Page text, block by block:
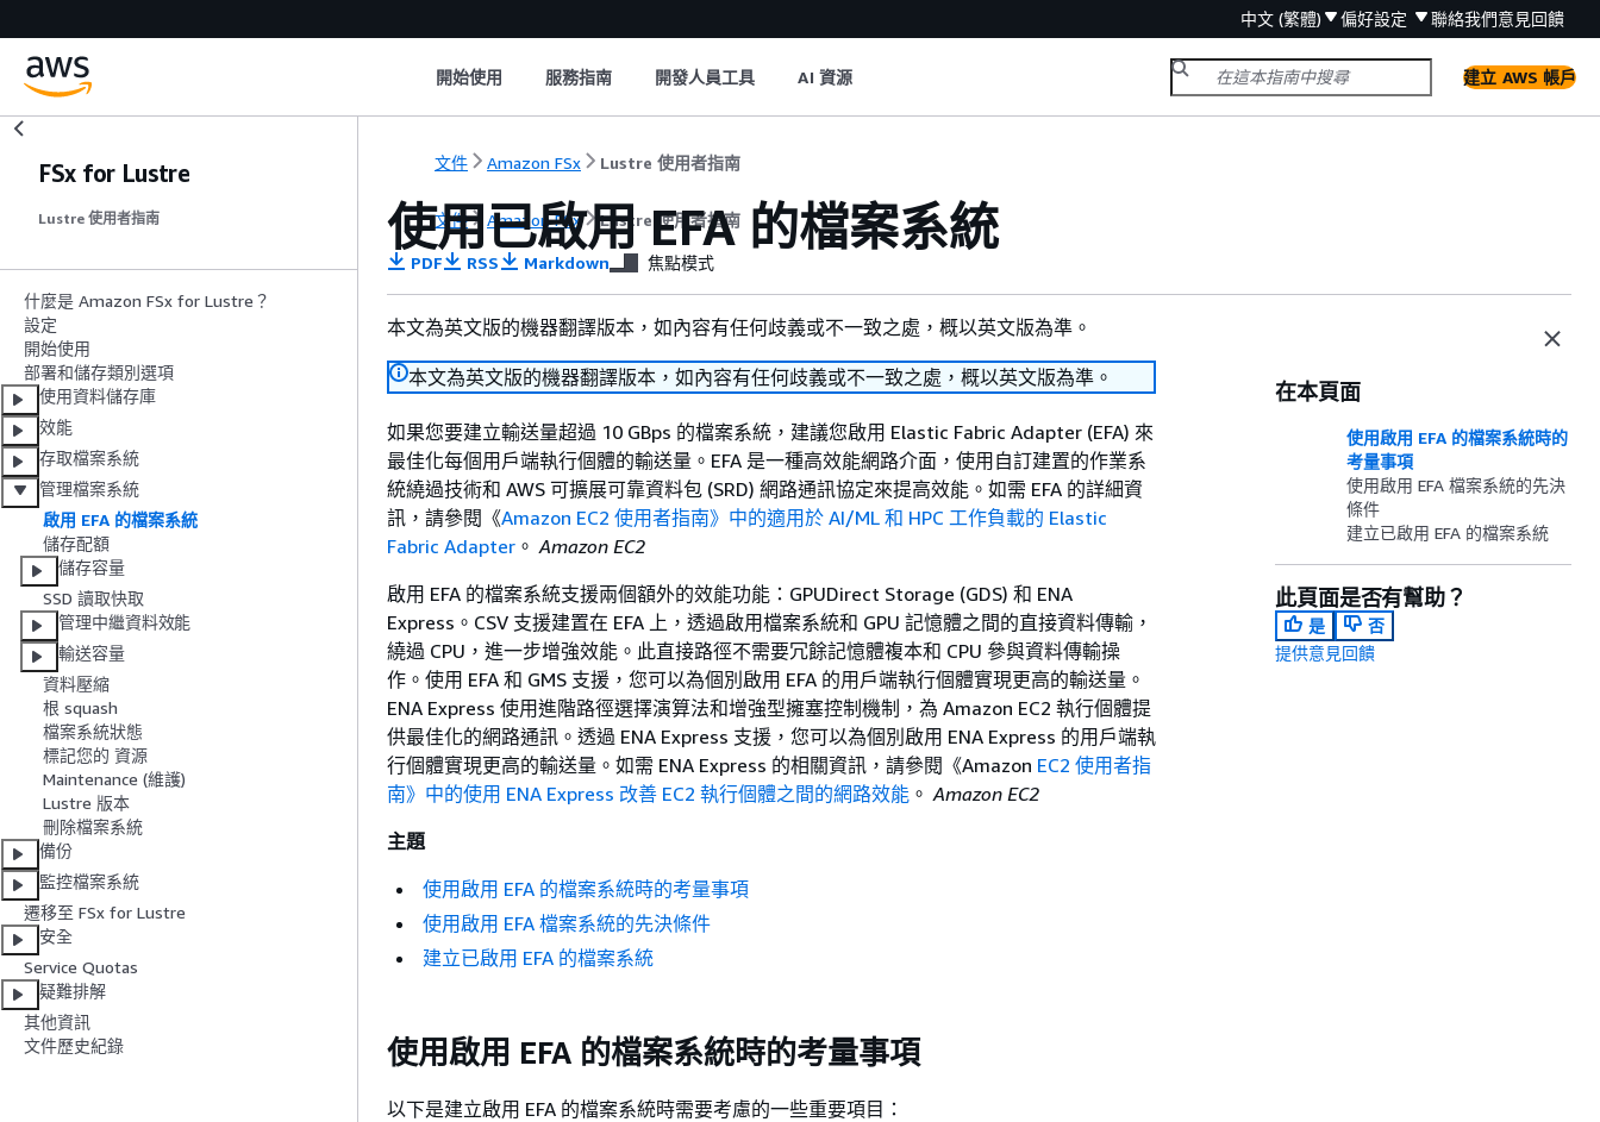
中文 (繁體) 偏好設定 聯絡我們意見回饋
開始使用 服務指南 開發人員工具 AI 資源 建立 AWS 帳戶
FSx for Lustre
Lustre 使用者指南
什麼是 Amazon FSx for Lustre？
設定
開始使用
部署和儲存類別選項
使用資料儲存庫
效能
存取檔案系統
管理檔案系統
啟用 EFA 的檔案系統
儲存配額
儲存容量
SSD 讀取快取
管理中繼資料效能
輸送容量
資料壓縮
根 squash
檔案系統狀態
標記您的 資源
Maintenance (維護)
Lustre 版本
刪除檔案系統
備份
監控檔案系統
遷移至 FSx for Lustre
安全
Service Quotas
疑難排解
其他資訊
文件歷史紀錄
文件 Amazon FSx Lustre 使用者指南
文件 Amazon FSx Lustre 使用者指南
使用已啟用 EFA 的檔案系統
PDF RSS Markdown 焦點模式
本文為英文版的機器翻譯版本，如內容有任何歧義或不一致之處，概以英文版為準。
本文為英文版的機器翻譯版本，如內容有任何歧義或不一致之處，概以英文版為準。
如果您要建立輸送量超過 10 GBps 的檔案系統，建議您啟用 Elastic Fabric Adapter (EFA) 來
最佳化每個用戶端執行個體的輸送量。EFA 是一種高效能網路介面，使用自訂建置的作業系
統繞過技術和 AWS 可擴展可靠資料包 (SRD) 網路通訊協定來提高效能。如需 EFA 的詳細資
訊，請參閱《Amazon EC2 使用者指南》中的適用於 AI/ML 和 HPC 工作負載的 Elastic
Fabric Adapter 。Amazon EC2
啟用 EFA 的檔案系統支援兩個額外的效能功能：GPUDirect Storage (GDS) 和 ENA
Express。CSV 支援建置在 EFA 上，透過啟用檔案系統和 GPU 記憶體之間的直接資料傳輸，
繞過 CPU，進一步增強效能。此直接路徑不需要冗餘記憶體複本和 CPU 參與資料傳輸操
作。使用 EFA 和 GMS 支援，您可以為個別啟用 EFA 的用戶端執行個體實現更高的輸送量。
ENA Express 使用進階路徑選擇演算法和增強型擁塞控制機制，為 Amazon EC2 執行個體提
供最佳化的網路通訊。透過 ENA Express 支援，您可以為個別啟用 ENA Express 的用戶端執
行個體實現更高的輸送量。如需 ENA Express 的相關資訊，請參閱《Amazon EC2 使用者指
南》中的使用 ENA Express 改善 EC2 執行個體之間的網路效能 。Amazon EC2
主題
使用啟用 EFA 的檔案系統時的考量事項
使用啟用 EFA 檔案系統的先決條件
建立已啟用 EFA 的檔案系統
使用啟用 EFA 的檔案系統時的考量事項
以下是建立啟用 EFA 的檔案系統時需要考慮的一些重要項目：
在本頁面
使用啟用 EFA 的檔案系統時的
考量事項
使用啟用 EFA 檔案系統的先決
條件
建立已啟用 EFA 的檔案系統
此頁面是否有幫助？
是
否
提供意見回饋